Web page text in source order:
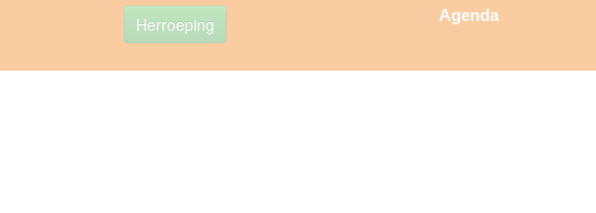
Herroeping
Agenda